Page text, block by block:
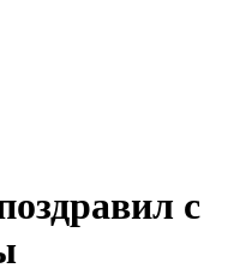
с